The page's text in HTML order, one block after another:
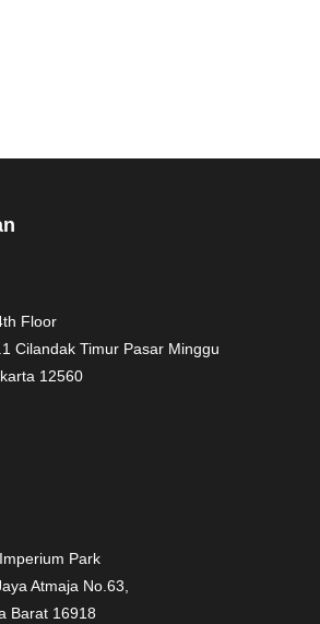
Floor
Cilandak Timur Pasar Minggu
12560
Park
Atmaja No.63,
Barat 16918